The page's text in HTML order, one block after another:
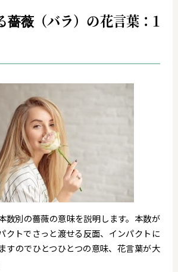
薔薇（バラ）の花言葉：1
数別の薔薇の意味を説明します。本数が
クトでさっと渡せる反面、インパクトに
すのでひとつひとつの意味、花言葉が大